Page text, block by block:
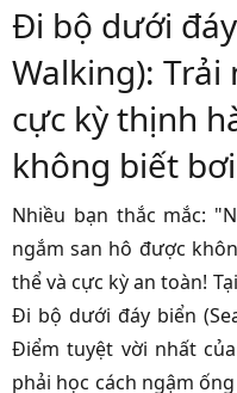
Đi bộ dưới
Walking):
cực kỳ thịnh
không biết bơi
Nhiều bạn thắc mắc:
ngắm san hô được
thể và cực kỳ an toàn!
Đi bộ dưới đáy biển
Điểm tuyệt vời nhất
phải học cách ngậm